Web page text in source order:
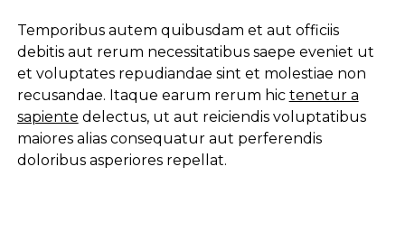
Temporibus autem quibusdam et aut officiis
debitis aut rerum necessitatibus saepe eveniet ut
et voluptates repudiandae sint et molestiae non
recusandae. Itaque earum rerum hic tenetur a
sapiente delectus, ut aut reiciendis voluptatibus
maiores alias consequatur aut perferendis
doloribus asperiores repellat.